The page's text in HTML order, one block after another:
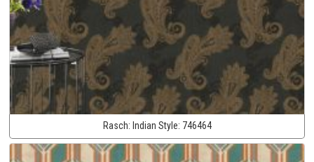
Rasch: Indian Style: 746464